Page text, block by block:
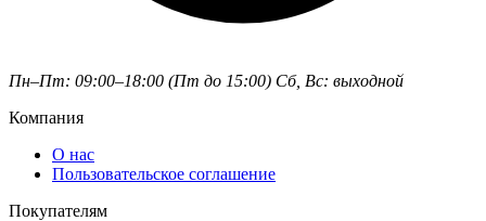
Пн–Пт: 09:00–18:00 (Пт до 15:00) Сб, Вс: выходной
Компания
О нас
Пользовательское соглашение
Покупателям